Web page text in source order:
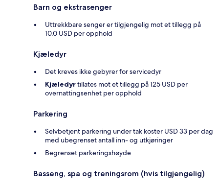
Barn og ekstrasenger
Uttrekkbare senger er tilgjengelig mot et tillegg på
10.0 USD per opphold
Kjæledyr
Det kreves ikke gebyrer for servicedyr
Kjæledyrtillates mot et tillegg på 125 USD per
overnattingsenhet per opphold
Parkering
Selvbetjent parkering under tak koster USD 33 per dag
med ubegrenset antall inn- og utkjøringer
Begrenset parkeringshøyde
Basseng, spa og treningsrom (hvis tilgjengelig)